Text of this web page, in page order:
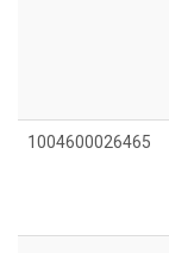
1004600026465